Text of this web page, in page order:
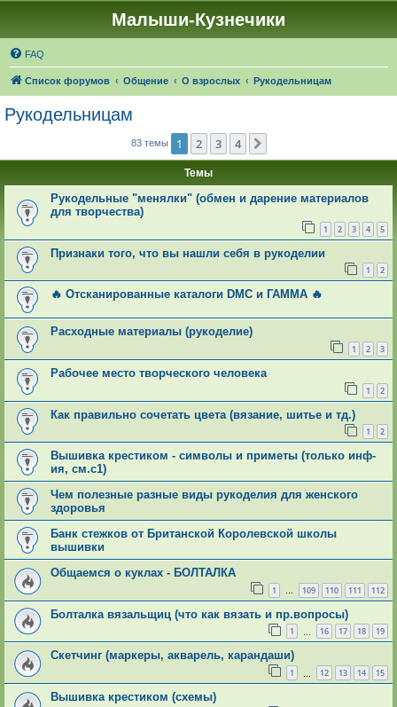
Малыши-Кузнечики
FAQ
Список форумов Общение О взрослых Рукодельницам
Рукодельницам
83 темы 1 2 3 4
Темы
Рукодельные "менялки" (обмен и дарение материалов
для творчества)
1 2 3 4 5
Признаки того, что вы нашли себя в рукоделии
1 2
🔥 Отсканированные каталоги DMC и ГАММА 🔥
Расходные материалы (рукоделие)
1 2 3
Рабочее место творческого человека
1 2
Как правильно сочетать цвета (вязание, шитье и тд.)
1 2
Вышивка крестиком - символы и приметы (только инф-
ия, см.с1)
Чем полезные разные виды рукоделия для женского
здоровья
Банк стежков от Британской Королевской школы
вышивки
Общаемся о куклах - БОЛТАЛКА
1 … 109 110 111 112
Болталка вязальщиц (что как вязать и пр.вопросы)
1 16 17 18 19
Скетчинг (маркеры, акварель, карандаши)
1 12 13 14 15
Вышивка крестиком (схемы)